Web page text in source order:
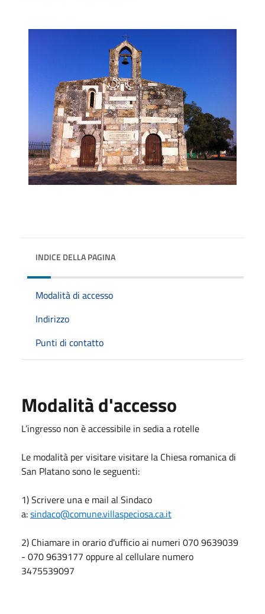
INDICE DELLA PAGINA
Modalità di accesso
Indirizzo
Punti di contatto
Modalità d'accesso
L’ingresso non è accessibile in sedia a rotelle
Le modalità per visitare visitare la Chiesa romanica di
San Platano sono le seguenti:
1) Scrivere una e mail al Sindaco
a:sindaco@comune.villaspeciosa.ca.it
2) Chiamare in orario d'ufficio ai numeri 070 9639039
- 070 9639177 oppure al cellulare numero
3475539097